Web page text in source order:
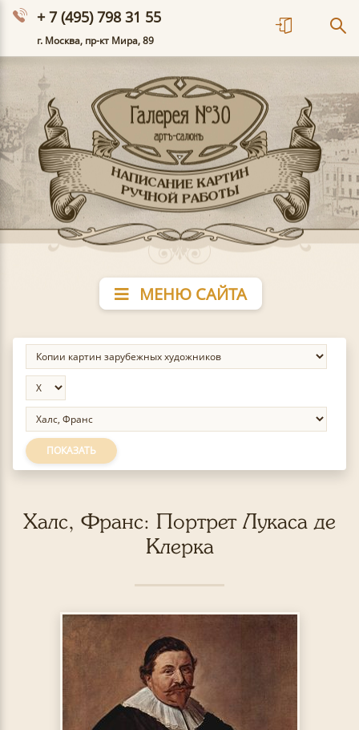
+ 7 (495) 798 31 55
г. Москва, пр-кт Мира, 89
МЕНЮ САЙТА
ПОКАЗАТЬ
Халс, Франс: Портрет Лукаса де
Клерка